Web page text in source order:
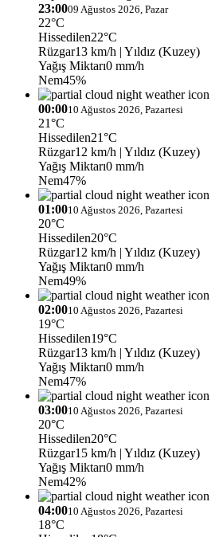
23:0009 Ağustos 2026, Pazar
22°C
Hissedilen22°C
Rüzgar13 km/h | Yıldız (Kuzey)
Yağış Miktarı0 mm/h
Nem45%
00:0010 Ağustos 2026, Pazartesi
21°C
Hissedilen21°C
Rüzgar12 km/h | Yıldız (Kuzey)
Yağış Miktarı0 mm/h
Nem47%
01:0010 Ağustos 2026, Pazartesi
20°C
Hissedilen20°C
Rüzgar12 km/h | Yıldız (Kuzey)
Yağış Miktarı0 mm/h
Nem49%
02:0010 Ağustos 2026, Pazartesi
19°C
Hissedilen19°C
Rüzgar13 km/h | Yıldız (Kuzey)
Yağış Miktarı0 mm/h
Nem47%
03:0010 Ağustos 2026, Pazartesi
20°C
Hissedilen20°C
Rüzgar15 km/h | Yıldız (Kuzey)
Yağış Miktarı0 mm/h
Nem42%
04:0010 Ağustos 2026, Pazartesi
18°C